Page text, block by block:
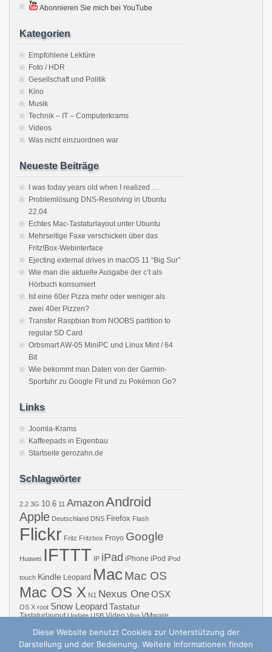
Abonnieren Sie mich bei YouTube
Kategorien
Empfohlene Lektüre
Foto / HDR
Gesellschaft und Politik
Kino
Musik
Technik – IT – Computerkrams
Videos
Was nicht einzuordnen war
Neueste Beiträge
I was today years old when I realized …
Problemlösung DNS-Resolving in Ubuntu
22.04
Echtes Mac-Tastaturlayout unter Ubuntu
Mehrseitige Faxe verschicken über das
Fritz!Box-Webinterface
Ejecting external drives in macOS 11 “Big Sur”
Wie man die aktuelle Ausgabe der c’t als
Hörbuch konsumiert
Ist eine 60er Pizza mehr oder weniger als
zwei 40er Pizzen?
Transfer Raspbian from NOOBS partition to
regular SD Card
Orbsmart AW-05 MiniPC und Linux Mint / 64
Bit
Wie bekommt man Daten von der Garmin-
Sportuhr zu Google Fit und zu Pokémon Go?
Links
Joomla-Krams
Kaffeepads in Eigenbau
Startseite gerozahn.de
Schlagwörter
2.2 3G 10.6 11 AmazonAndroid
Apple Deutschland DNS Firefox Flash
Flickr Fritz Fritzbox Froyo Google
Huawei IFTTT IP iPad iPhone iPod iPod
touch Kindle Leopard MacMac OS
Mac OS X N1 Nexus OneOSX
OS X root Snow LeopardTastatur
Tastaturlayout Update USB Video Vlog VMware
Windows
Diese Website benutzt Cookies zur Unterstützung der
Darstellung und der Bedienung. Weitere Informationen finden